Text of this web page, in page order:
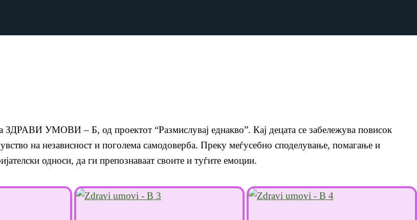
ЗДРАВИ УМОВИ – Б, од проектот “Размислувај еднакво”. Кај децата се забележува повисок
на независност и поголема самодоверба. Преку меѓусебно споделување, помагање и
односи, да ги препознаваат своите и туѓите емоции.